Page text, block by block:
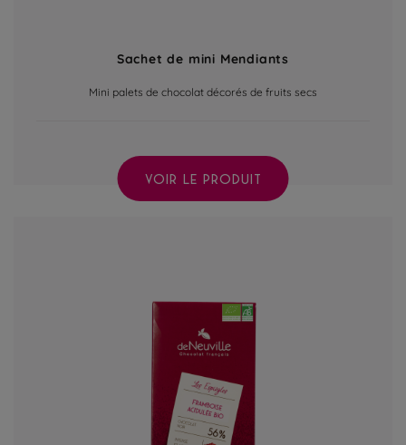
Sachet de mini Mendiants
Mini palets de chocolat décorés de fruits secs
VOIR LE PRODUIT